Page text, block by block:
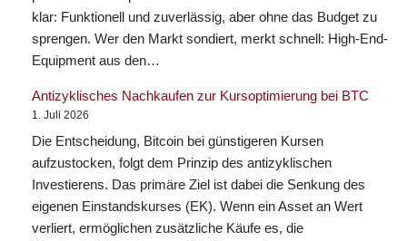
klar: Funktionell und zuverlässig, aber ohne das Budget zu
sprengen. Wer den Markt sondiert, merkt schnell: High-End-
Equipment aus den…
Antizyklisches Nachkaufen zur Kursoptimierung bei BTC
1. Juli 2026
Die Entscheidung, Bitcoin bei günstigeren Kursen
aufzustocken, folgt dem Prinzip des antizyklischen
Investierens. Das primäre Ziel ist dabei die Senkung des
eigenen Einstandskurses (EK). Wenn ein Asset an Wert
verliert, ermöglichen zusätzliche Käufe es, die